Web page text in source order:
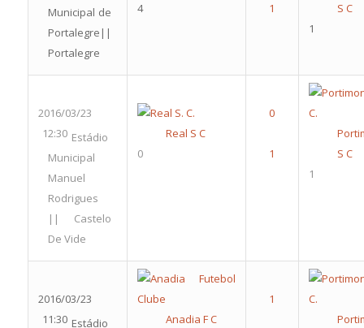
Municipal de
Portalegre||
Portalegre
4
S C
1
2016/03/23
12:30 Estádio
Municipal
Manuel
Rodrigues
|| Castelo
De Vide
Real S C
0
S C
1
2016/03/23
11:30 Estádio Anadia F C